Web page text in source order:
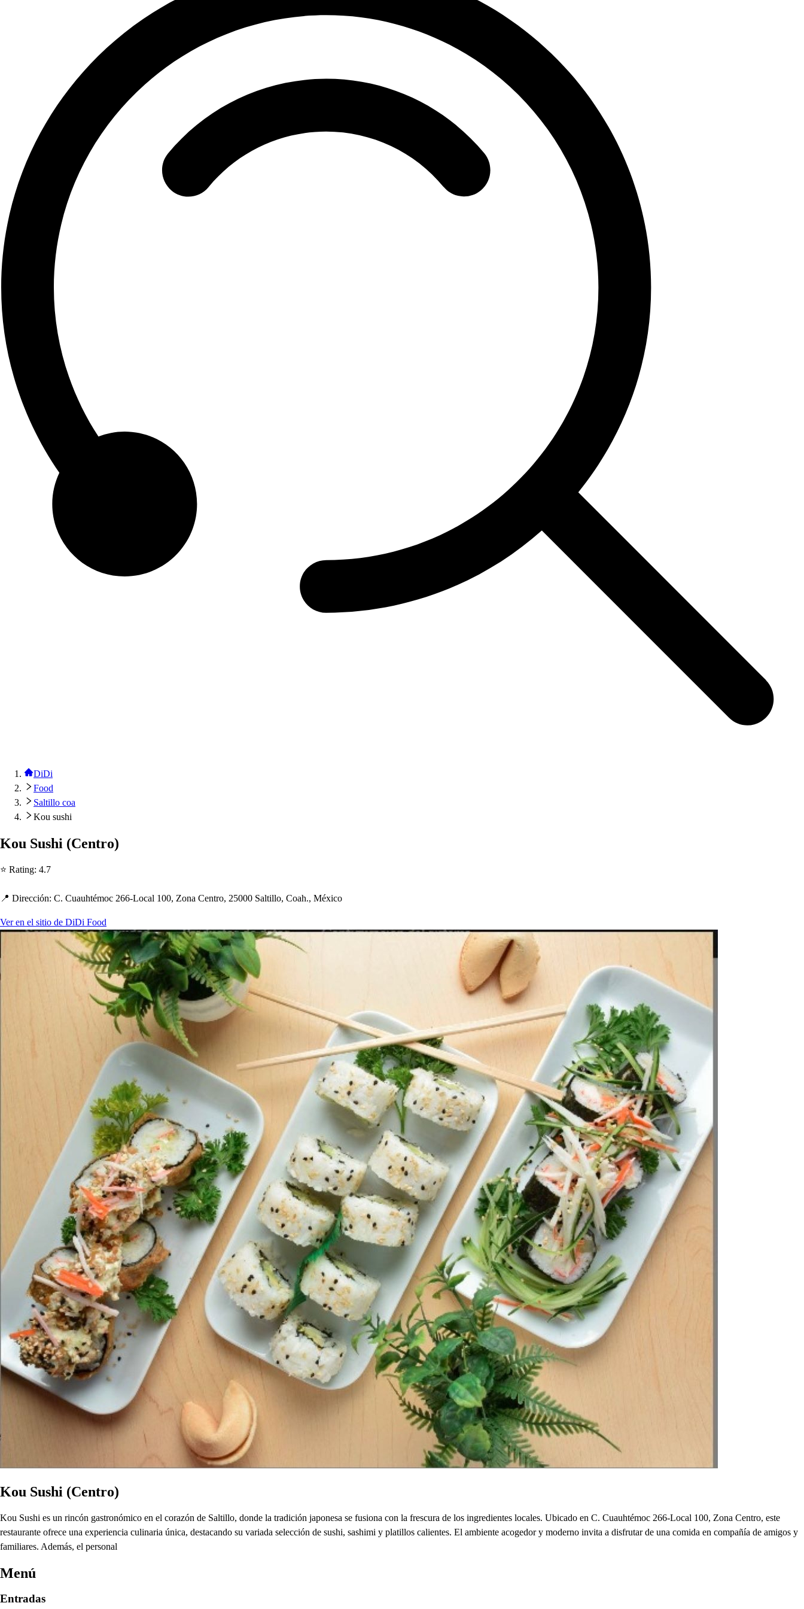
DiDi
Food
Saltillo coa
Kou sushi
Kou Sushi (Centro)
⭐ Rating: 4.7
📍 Dirección: C. Cuauhtémoc 266-Local 100, Zona Centro, 25000 Saltillo, Coah., México
Ver en el sitio de DiDi Food
Kou Sushi (Centro)
Kou Sushi es un rincón gastronómico en el corazón de Saltillo, donde la tradición japonesa se fusiona con la frescura de los ingredientes locales. Ubicado en C. Cuauhtémoc 266-Local 100, Zona Centro, este
restaurante ofrece una experiencia culinaria única, destacando su variada selección de sushi, sashimi y platillos calientes. El ambiente acogedor y moderno invita a disfrutar de una comida en compañía de amigos y
familiares. Además, el personal
Menú
Entradas